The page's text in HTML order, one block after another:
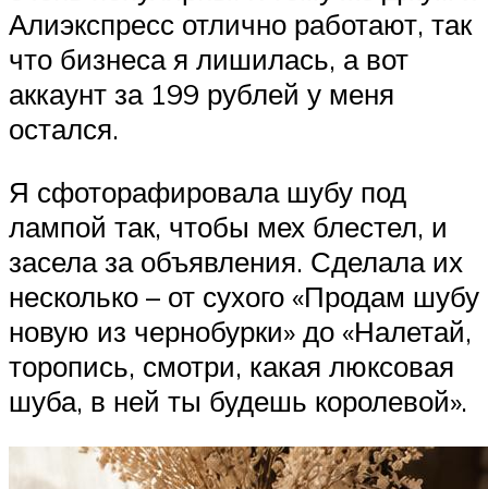
Алиэкспресс отлично работают, так
что бизнеса я лишилась, а вот
аккаунт за 199 рублей у меня
остался.
Я сфоторафировала шубу под
лампой так, чтобы мех блестел, и
засела за объявления. Сделала их
несколько – от сухого «Продам шубу
новую из чернобурки» до «Налетай,
торопись, смотри, какая люксовая
шуба, в ней ты будешь королевой».